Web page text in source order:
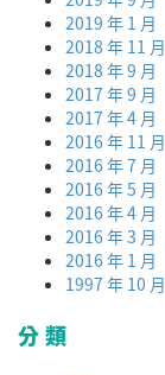
2019 年 1 月
2018 年 11 月
2018 年 9 月
2017 年 9 月
2017 年 4 月
2016 年 11 月
2016 年 7 月
2016 年 5 月
2016 年 4 月
2016 年 3 月
2016 年 1 月
1997 年 10 月
分類